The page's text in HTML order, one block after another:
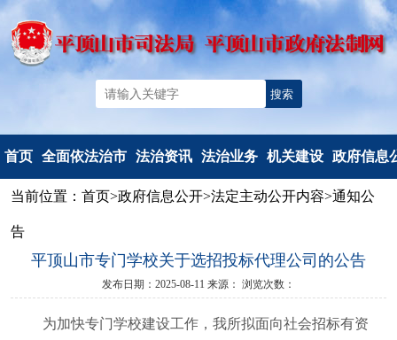
首页 全面依法治市
法治热点
法治调研督察
法治资讯
以案释法
法治业务
政府立法
人民调解
人民监督和
机关建设
典型风采
政府信息
政府信息公
依申请公
当前位置： 首页>政府信息公开>法定主动公开内容>通知公
告
平顶山市专门学校关于选招投标代理公司的公告
发布日期：2025-08-11 来源： 浏览次数：
为加快专门学校建设工作 ，我所拟面向社会招标有资